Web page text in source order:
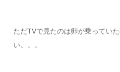
ただTVで見たのは卵が乗ってい
い。。。